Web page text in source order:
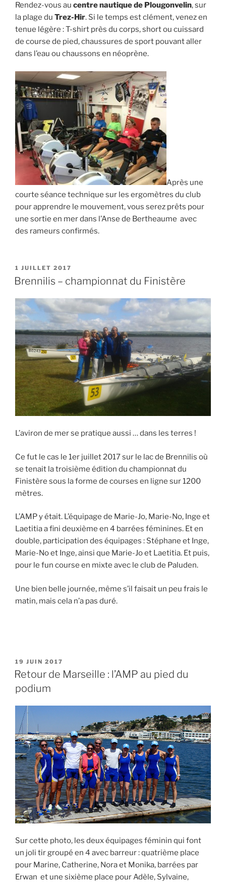
Rendez-vous au centre nautique de Plougonvelin, sur
la plage du Trez-Hir. Si le temps est clément, venez en
tenue légère : T-shirt près du corps, short ou cuissard
de course de pied, chaussures de sport pouvant aller
dans l’eau ou chaussons en néoprène.
Après une
courte séance technique sur les ergomètres du club
pour apprendre le mouvement, vous serez prêts pour
une sortie en mer dans l’Anse de Bertheaume avec
des rameurs confirmés.
PUBLIÉ
LE
1 JUILLET 2017
Brennilis – championnat du Finistère
L’aviron de mer se pratique aussi … dans les terres !
Ce fut le cas le 1er juillet 2017 sur le lac de Brennilis où
se tenait la troisième édition du championnat du
Finistère sous la forme de courses en ligne sur 1200
mètres.
L’AMP y était. L’équipage de Marie-Jo, Marie-No, Inge et
Laetitia a fini deuxième en 4 barrées féminines. Et en
double, participation des équipages : Stéphane et Inge,
Marie-No et Inge, ainsi que Marie-Jo et Laetitia. Et puis,
pour le fun course en mixte avec le club de Paluden.
Une bien belle journée, même s’il faisait un peu frais le
matin, mais cela n’a pas duré.
PUBLIÉ
LE
19 JUIN 2017
Retour de Marseille : l’AMP au pied du
podium
Sur cette photo, les deux équipages féminin qui font
un joli tir groupé en 4 avec barreur : quatrième place
pour Marine, Catherine, Nora et Monika, barrées par
Erwan et une sixième place pour Adèle, Sylvaine,